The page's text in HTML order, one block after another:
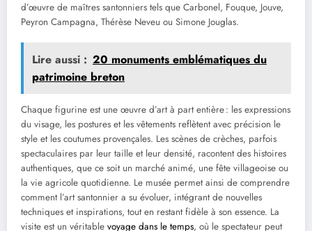
d’œuvre de maîtres santonniers tels que Carbonel, Fouque, Jouve,
Peyron Campagna, Thérèse Neveu ou Simone Jouglas.
Lire aussi : 20 monuments emblématiques du
patrimoine breton
Chaque figurine est une œuvre d’art à part entière : les expressions
du visage, les postures et les vêtements reflètent avec précision le
style et les coutumes provençales. Les scènes de crèches, parfois
spectaculaires par leur taille et leur densité, racontent des histoires
authentiques, que ce soit un marché animé, une fête villageoise ou
la vie agricole quotidienne. Le musée permet ainsi de comprendre
comment l’art santonnier a su évoluer, intégrant de nouvelles
techniques et inspirations, tout en restant fidèle à son essence. La
visite est un véritable voyage dans le temps, où le spectateur peut